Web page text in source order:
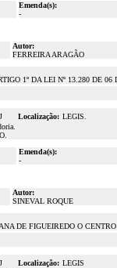
Emenda(s):
-
Autor:
FERREIRA ARAGÃO
1º DA LEI Nº 13.280 DE
Localização: LEGIS.
Emenda(s):
-
Autor:
SINEVAL ROQUE
DE FIGUEIREDO O
Localização: LEGIS